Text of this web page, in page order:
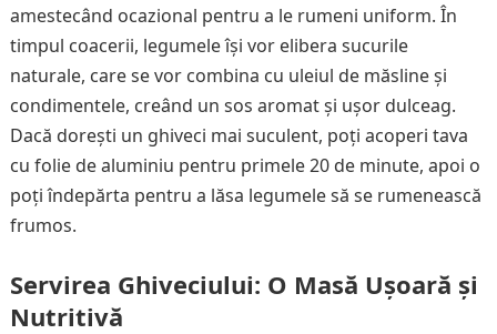
amestecând ocazional pentru a le rumeni uniform. În
timpul coacerii, legumele își vor elibera sucurile
naturale, care se vor combina cu uleiul de măsline și
condimentele, creând un sos aromat și ușor dulceag.
Dacă dorești un ghiveci mai suculent, poți acoperi tava
cu folie de aluminiu pentru primele 20 de minute, apoi o
poți îndepărta pentru a lăsa legumele să se rumenească
frumos.
Servirea Ghiveciului: O Masă Ușoară și
Nutritivă